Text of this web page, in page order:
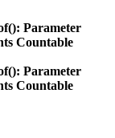
Parameter
Countable
Parameter
Countable